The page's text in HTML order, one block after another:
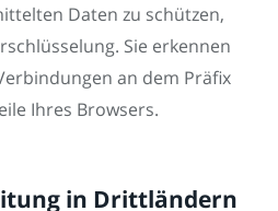
Daten zu schützen,
Sie erkennen
an dem Präfix
Ihres Browsers.
in Drittländern